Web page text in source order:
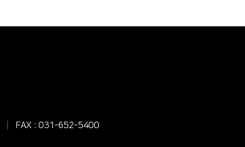
FAX : 031-652-5400